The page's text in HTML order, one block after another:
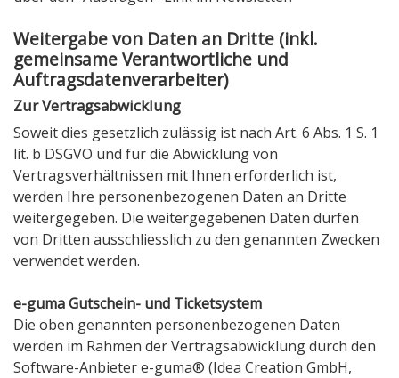
Weitergabe von Daten an Dritte (inkl.
gemeinsame Verantwortliche und
Auftragsdatenverarbeiter)
Zur Vertragsabwicklung
Soweit dies gesetzlich zulässig ist nach Art. 6 Abs. 1 S. 1
lit. b DSGVO und für die Abwicklung von
Vertragsverhältnissen mit Ihnen erforderlich ist,
werden Ihre personenbezogenen Daten an Dritte
weitergegeben. Die weitergegebenen Daten dürfen
von Dritten ausschliesslich zu den genannten Zwecken
verwendet werden.
e-guma Gutschein- und Ticketsystem
Die oben genannten personenbezogenen Daten
werden im Rahmen der Vertragsabwicklung durch den
Software-Anbieter e-guma® (Idea Creation GmbH,